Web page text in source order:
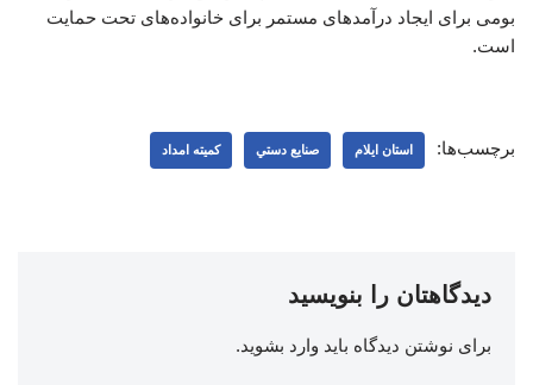
بومی برای ایجاد درآمدهای مستمر برای خانواده‌های تحت حمایت
است.
برچسب‌ها: استان ایلام صنايع دستي کمیته امداد
دیدگاهتان را بنویسید
برای نوشتن دیدگاه باید وارد بشوید.